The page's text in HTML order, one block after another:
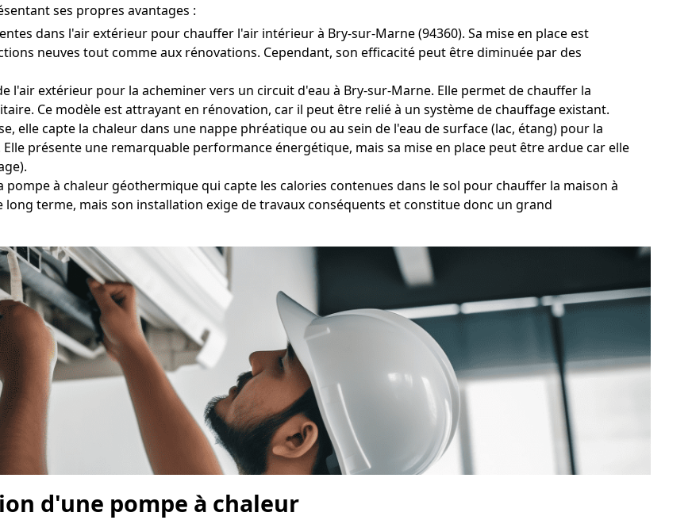
ses propres avantages :
dans l'air extérieur pour chauffer l'air intérieur à Bry-sur-Marne (94360). Sa mise en place est
neuves tout comme aux rénovations. Cependant, son efficacité peut être diminuée par des
l'air extérieur pour la acheminer vers un circuit d'eau à Bry-sur-Marne. Elle permet de chauffer la
Ce modèle est attrayant en rénovation, car il peut être relié à un système de chauffage existant.
elle capte la chaleur dans une nappe phréatique ou au sein de l'eau de surface (lac, étang) pour la
présente une remarquable performance énergétique, mais sa mise en place peut être ardue car elle
pompe à chaleur géothermique qui capte les calories contenues dans le sol pour chauffer la maison à
terme, mais son installation exige de travaux conséquents et constitue donc un grand
d'une pompe à chaleur